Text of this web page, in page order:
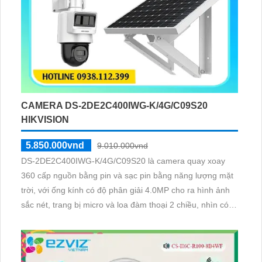
CAMERA DS-2DE2C400IWG-K/4G/C09S20
HIKVISION
5.850.000vnd
9.010.000vnd
DS-2DE2C400IWG-K/4G/C09S20 là camera quay xoay
360 cấp nguồn bằng pin và sạc pin bằng năng lượng mặt
trời, với ống kính có độ phân giải 4.0MP cho ra hình ảnh
sắc nét, trang bị micro và loa đàm thoại 2 chiều, nhìn có